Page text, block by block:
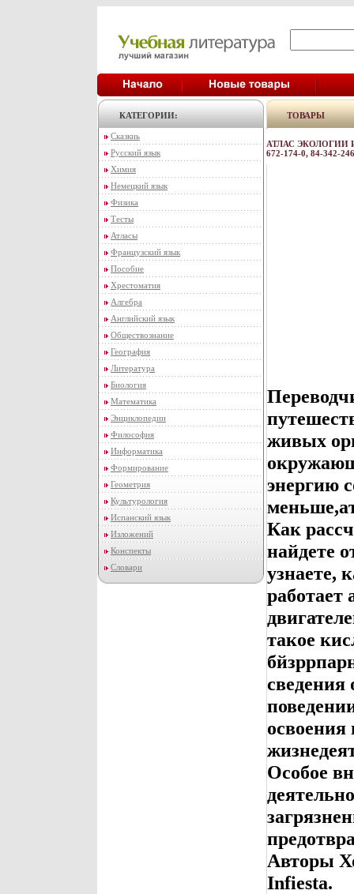
КАТЕГОРИИ:
Сказкиь
Русский язык
Химия
Немецкий язык
Физика
Тесты
Атласы
Французский язык
Пособие
Хрестоматия
Алгебра
Английский язык
Обществознание
География
Литература
Биология
Математика
Энциклопедии
Философия
Информатика
Формирование
Геометрия
Культурология
Испанский язык
Изложений
Конспекты
Словари
ТОВАРЫ
АТЛАС ЭКОЛОГИИ
672-174-0, 84-342-
живых
энергию
Как
найдете
узнаете,
работает
такое
сведения
Особое
Авторы
Infiesta.